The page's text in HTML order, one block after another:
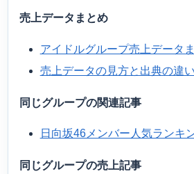
売上データまとめ
アイドルグループ売上データ
売上データの見方と出典の違い
同じグループの関連記事
日向坂46メンバー人気ランキ
同じグループの売上記事